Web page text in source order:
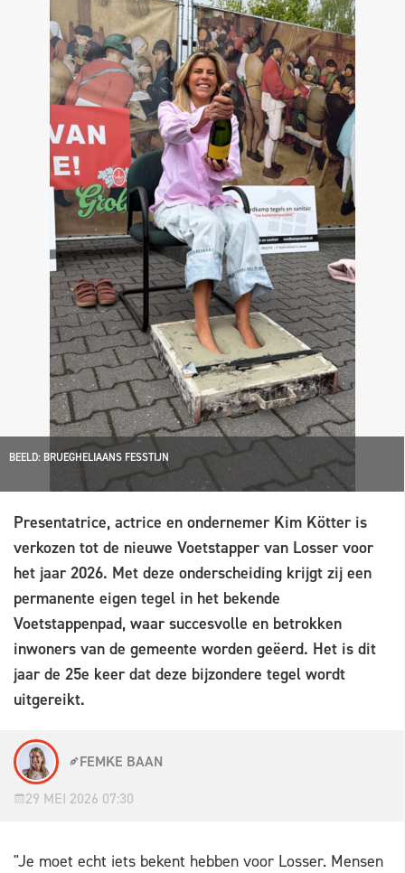
BEELD: BRUEGHELIAANS FESSTIJN
Presentatrice, actrice en ondernemer Kim Kötter is
verkozen tot de nieuwe Voetstapper van Losser voor
het jaar 2026. Met deze onderscheiding krijgt zij een
permanente eigen tegel in het bekende
Voetstappenpad, waar succesvolle en betrokken
inwoners van de gemeente worden geëerd. Het is dit
jaar de 25e keer dat deze bijzondere tegel wordt
uitgereikt.
FEMKE BAAN
29 MEI 2026 07:30
"Je moet echt iets bekent hebben voor Losser. Mensen